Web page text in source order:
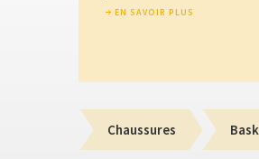
EN SAVOIR PLUS
Chaussures